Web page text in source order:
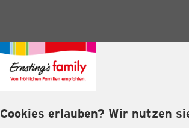
Cookies erlauben? Wir nutzen